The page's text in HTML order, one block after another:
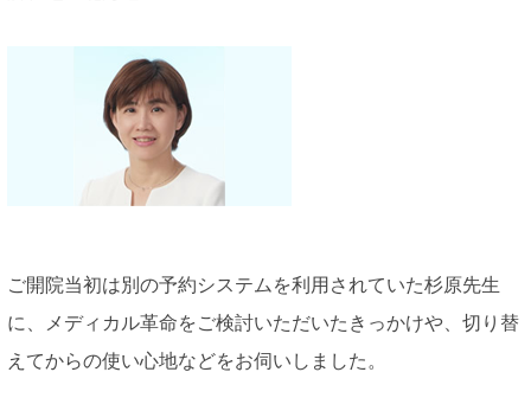
ご開院当初は別の予約システムを利用されていた杉原先生
に、メディカル革命をご検討いただいたきっかけや、切り替
えてからの使い心地などをお伺いしました。